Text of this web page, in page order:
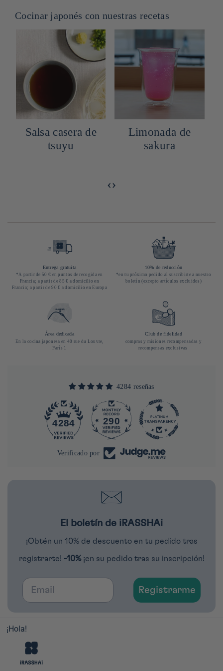
Cocinar japonés con nuestras recetas
Salsa casera de
tsuyu
Limonada de
sakura
‹›
Entrega gratuita
*A partir de 50 € en puntos de recogida en
Francia; a partir de 85 € a domicilio en
Francia; a partir de 90 € a domicilio en Europa
10% de reducción
*en tu próximo pedido al suscribirte a nuestro
boletín (excepto artículos excluidos)
Área dedicada
En la cocina japonesa en 40 rue du Louvre,
París 1
Club de fidelidad
compras y misiones recompensadas y
recompensas exclusivas
4284 reseñas
4284 290
Verificado por
El boletín de iRASSHAi
¡Obtén un 10% de descuento en tu pedido tras
registrarte! -10% ¡en su pedido tras su inscripción!
Email
Registrarme
¡Hola!